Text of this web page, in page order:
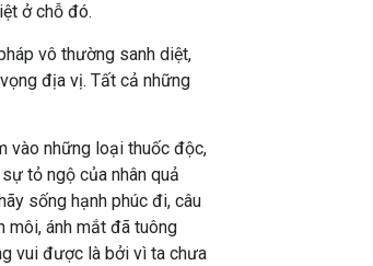
ở chỗ đó.
vô thường sanh diệt,
địa vị. Tất cả những
vào những loại thuốc độc,
tỏ ngộ của nhân quả
sống hạnh phúc đi, câu
môi, ánh mắt đã tuông
vui được là bởi vì ta chưa